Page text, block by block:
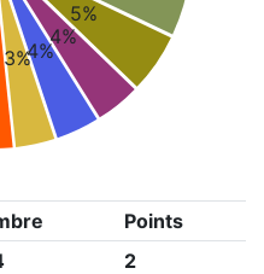
5%
4%
4%
3%
Points
2